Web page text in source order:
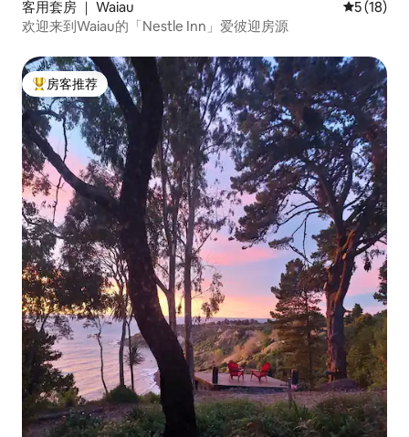
客用套房 ｜ Waiau 平均评分
5 (18)
欢迎来到Waiau的「Nestle Inn」爱彼迎房源
热门「房客推荐」
房客推荐